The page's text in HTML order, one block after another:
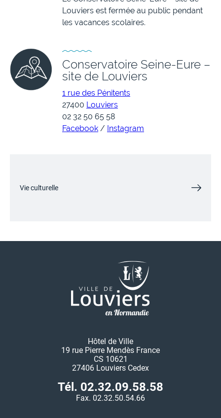
Louviers est fermée au public pendant
les vacances scolaires.
Conservatoire Seine-Eure –
site de Louviers
1 rue des Pénitents
27400 Louviers
02 32 50 65 58
Facebook / Instagram
Vie culturelle
Hôtel de Ville
19 rue Pierre Mendès France
CS 10621
27406 Louviers Cedex
Tél. 02.32.09.58.58
Fax. 02.32.50.54.66